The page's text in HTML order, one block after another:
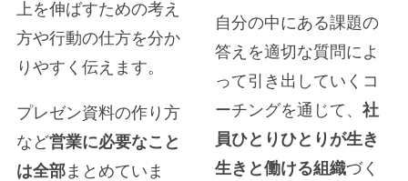
上を伸ばすための考え
方や行動の仕方を分か
りやすく伝えます。
プレゼン資料の作り方
など営業に必要なこと
は全部まとめていま
自分の中にある課題の
答えを適切な質問によ
って引き出していくコ
ーチングを通じて、社
員ひとりひとりが生き
生きと働ける組織づく